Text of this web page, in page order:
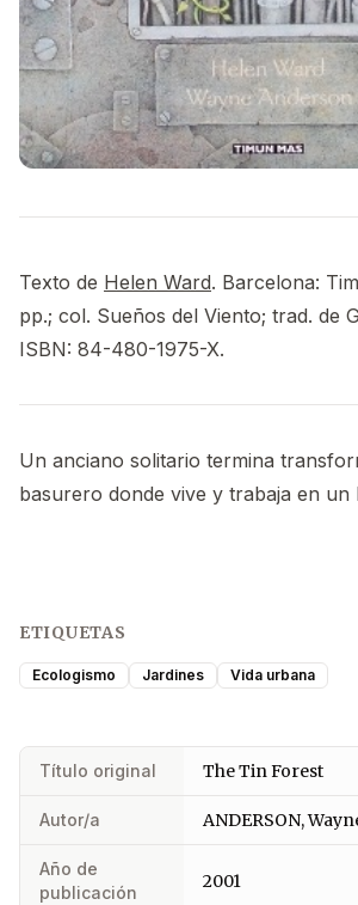
Texto de Helen Ward. Barcelona:
pp.; col. Sueños del Viento; trad. de
ISBN: 84-480-1975-X.
Un anciano solitario termina
basurero donde vive y trabaja en un
ETIQUETAS
Ecologismo Jardines Vida urbana
Título original The Tin Forest
Autor/a ANDERSON,
Año de
publicación
2001